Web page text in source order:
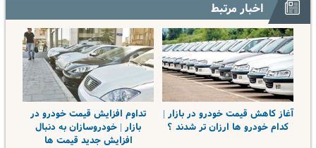
اخبار مرتبط
آغاز کاهش قیمت خودرو در بازار |
کدام خودرو ها ارزان تر شدند ؟
تداوم افزایش قیمت خودرو در
بازار | خودروسازان به دنبال
افزایش جدید قیمت ها